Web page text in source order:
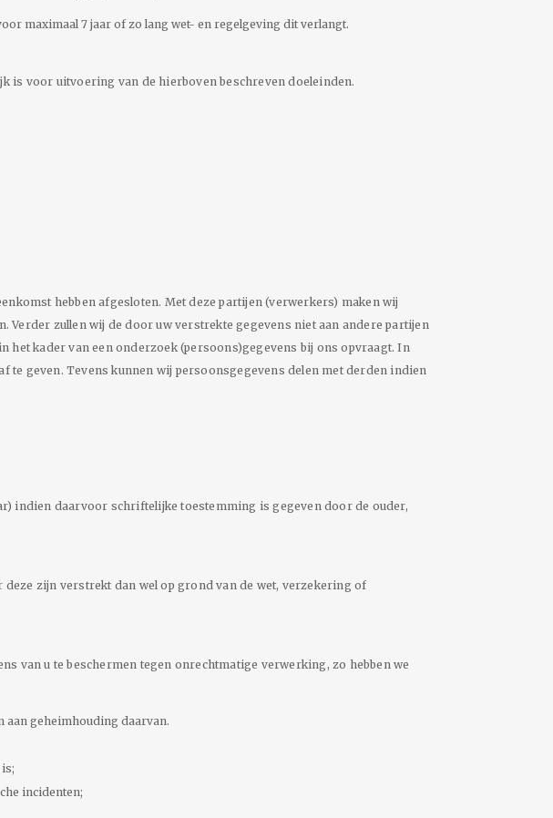
maximaal 7 jaar of zo lang wet- en regelgeving dit verlangt.
is voor uitvoering van de hierboven beschreven doeleinden.
hebben afgesloten. Met deze partijen (verwerkers) maken wij
zullen wij de door uw verstrekte gegevens niet aan andere partijen
kader van een onderzoek (persoons)gegevens bij ons opvraagt. In
te geven. Tevens kunnen wij persoonsgegevens delen met derden indien
indien daarvoor schriftelijke toestemming is gegeven door de ouder,
zijn verstrekt dan wel op grond van de wet, verzekering of
van u te beschermen tegen onrechtmatige verwerking, zo hebben we
aan geheimhouding daarvan.
incidenten;